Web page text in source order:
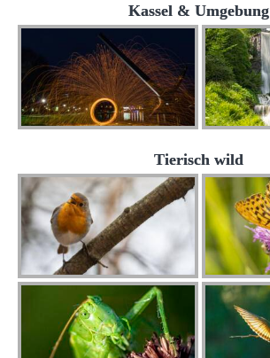
Kassel & Umgebung
Tierisch wild